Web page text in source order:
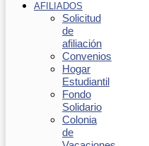
AFILIADOS
Solicitud
de
afiliación
Convenios
Hogar
Estudiantil
Fondo
Solidario
Colonia
de